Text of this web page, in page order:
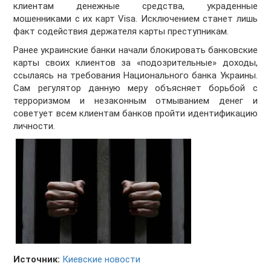
клиентам денежные средства, украденные
мошенниками с их карт Visa. Исключением станет лишь
факт содействия держателя карты преступникам.
Ранее украинские банки начали блокировать банковские
карты своих клиентов за «подозрительные» доходы,
ссылаясь на требования Национального банка Украины.
Сам регулятор данную меру объясняет борьбой с
терроризмом и незаконным отмыванием денег и
советует всем клиентам банков пройти идентификацию
личности.
Источник: Киевские новости